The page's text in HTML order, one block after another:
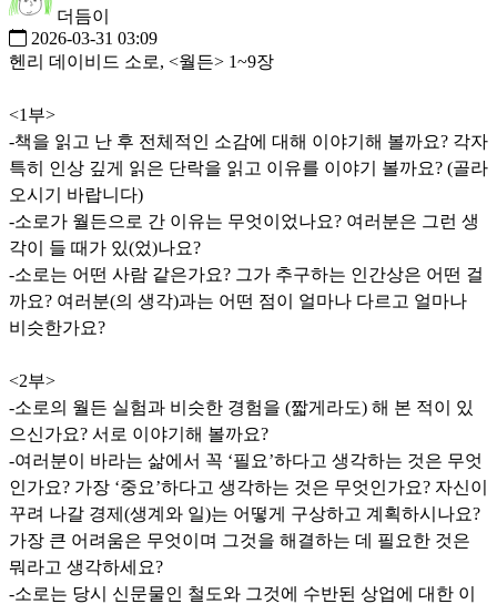
더듬이
2026-03-31 03:09
헨리 데이비드 소로, <월든> 1~9장
<1부>
-책을 읽고 난 후 전체적인 소감에 대해 이야기해 볼까요? 각자
특히 인상 깊게 읽은 단락을 읽고 이유를 이야기 볼까요? (골라
오시기 바랍니다)
-소로가 월든으로 간 이유는 무엇이었나요? 여러분은 그런 생
각이 들 때가 있(었)나요?
-소로는 어떤 사람 같은가요? 그가 추구하는 인간상은 어떤 걸
까요? 여러분(의 생각)과는 어떤 점이 얼마나 다르고 얼마나
비슷한가요?
<2부>
-소로의 월든 실험과 비슷한 경험을 (짧게라도) 해 본 적이 있
으신가요? 서로 이야기해 볼까요?
-여러분이 바라는 삶에서 꼭 ‘필요’하다고 생각하는 것은 무엇
인가요? 가장 ‘중요’하다고 생각하는 것은 무엇인가요? 자신이
꾸려 나갈 경제(생계와 일)는 어떻게 구상하고 계획하시나요?
가장 큰 어려움은 무엇이며 그것을 해결하는 데 필요한 것은
뭐라고 생각하세요?
-소로는 당시 신문물인 철도와 그것에 수반된 상업에 대한 이